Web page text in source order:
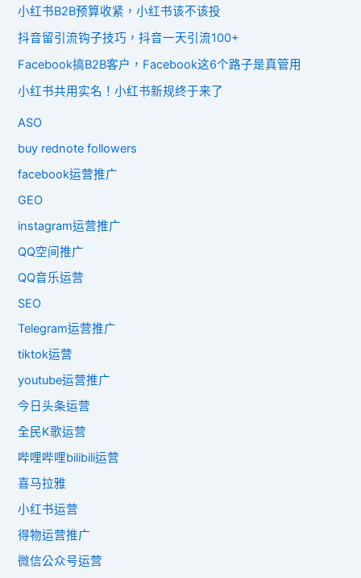
小红书B2B预算收紧，小红书该不该投
抖音留引流钩子技巧，抖音一天引流100+
Facebook搞B2B客户，Facebook这6个路子是真管用
小红书共用实名！小红书新规终于来了
ASO
buy rednote followers
facebook运营推广
GEO
instagram运营推广
QQ空间推广
QQ音乐运营
SEO
Telegram运营推广
tiktok运营
youtube运营推广
今日头条运营
全民K歌运营
哔哩哔哩bilibili运营
喜马拉雅
小红书运营
得物运营推广
微信公众号运营